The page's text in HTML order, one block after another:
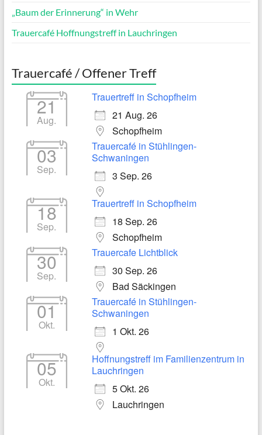
„Baum der Erinnerung“ in Wehr
Trauercafé Hoffnungstreff in Lauchringen
Trauercafé / Offener Treff
21
Aug.
Trauertreff in Schopfheim
21 Aug. 26
Schopfheim
03
Sep.
Trauercafé in Stühlingen-
Schwaningen
3 Sep. 26
18
Sep.
Trauertreff in Schopfheim
18 Sep. 26
Schopfheim
30
Sep.
Trauercafe Lichtblick
30 Sep. 26
Bad Säckingen
01
Okt.
Trauercafé in Stühlingen-
Schwaningen
1 Okt. 26
05
Okt.
Hoffnungstreff im Familienzentrum in
Lauchringen
5 Okt. 26
Lauchringen